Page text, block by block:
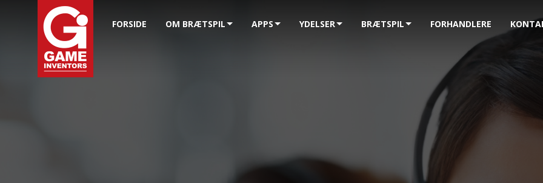
FORSIDE OM BRÆTSPIL APPS YDELSER BRÆTSPIL FORHANDLERE